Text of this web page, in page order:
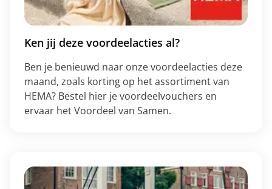
Ken jij deze voordeelacties al?
Ben je benieuwd naar onze voordeelacties deze
maand, zoals korting op het assortiment van
HEMA? Bestel hier je voordeelvouchers en
ervaar het Voordeel van Samen.